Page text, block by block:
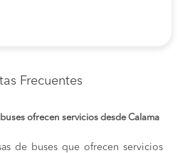
Frecuentes
ofrecen servicios desde Calama
de buses que ofrecen servicios